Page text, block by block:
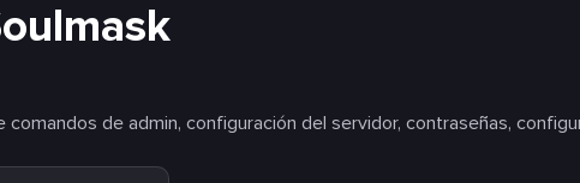
de admin, configuración del servidor, contraseñas,